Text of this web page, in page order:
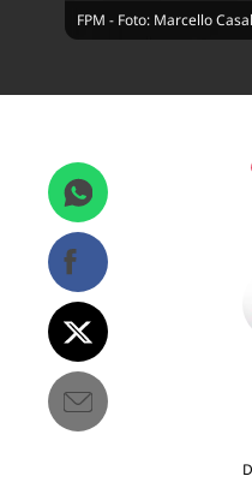
FPM - Foto: Marcello